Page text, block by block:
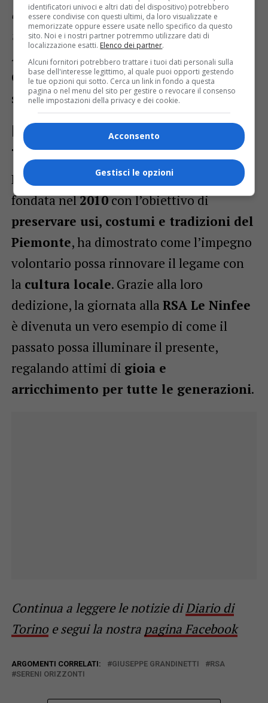
del volontariato nel mantenere vive le
tradizioni e creare momenti di
inclusione per i nostri anziani»– afferma
Giuseppe Grandinetti, direttore della
strutturaSereni Orizzonti.
Historia Subalpina: custode delle
tradizioni
L’associazione Historia Subalpina
fondata nel2010con l’obiettivo di
preservare usi, costumi e tradizioni del
Piemonte, ha dimostrato come l’impegno
volontario possa rinnovare il legame con
la cultura locale. Grazie alla loro
dedizione, la giornata alla RSA Le Ninfee
è divenuta un vero esempio di come il
passato possa illuminare il presente,
regalando attimi di gioia e
arricchimento per tutte le generazioni.
Continua a leggere le notizie diDiario di
Torinoe segui la nostra pagina Facebook
ARGOMENTI CORRELATI: GIUSEPPE GRANDINETTI
RSA
SERENI ORIZZONTI
identificatori univoci e altri dati del dispositivo) potrebbero
essere condivise con questi ultimi, da loro visualizzate e
memorizzate oppure essere usate nello specifico da questo
sito. Noi e i nostri partner potremmo utilizzare dati di
localizzazione esatti. Elenco dei partner.
Alcuni fornitori potrebbero trattare i tuoi dati personali sulla
base dell'interesse legittimo, al quale puoi opporti gestendo
le tue opzioni qui sotto. Cerca un link in fondo a questa
pagina o nel menu del sito per gestire o revocare il consenso
nelle impostazioni della privacy e dei cookie.
Acconsento
Gestisci le opzioni